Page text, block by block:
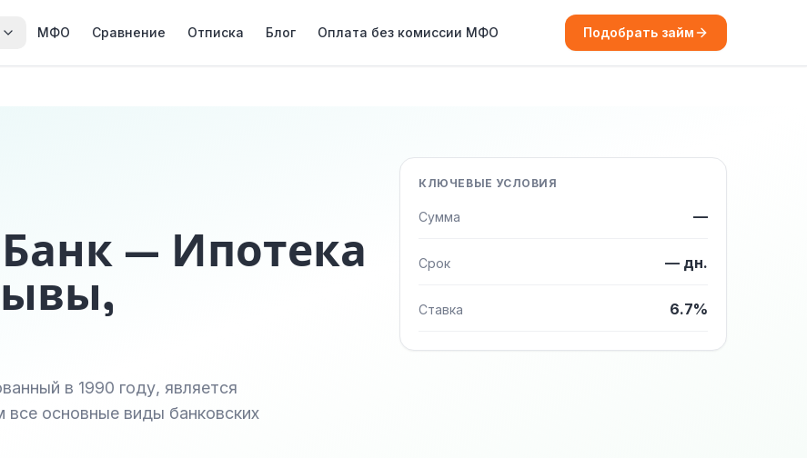
МФО Сравнение Отписка Блог Оплата без комиссии МФО Подобрать займ
— Ипотека
в 1990 году, является
основные виды банковских
КЛЮЧЕВЫЕ УСЛОВИЯ
Сумма —
Срок — дн.
Ставка 6.7%